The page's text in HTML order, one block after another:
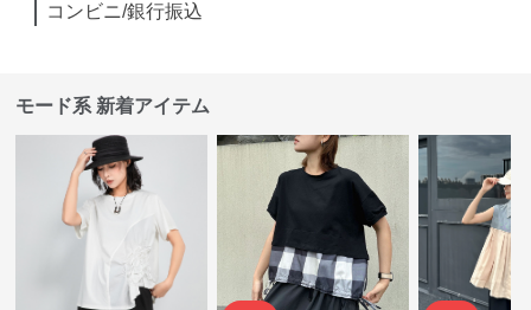
コンビニ/銀行振込
モード系 新着アイテム